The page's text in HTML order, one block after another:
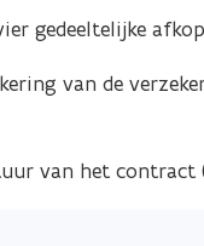
gedeeltelijke
van de
van het contract